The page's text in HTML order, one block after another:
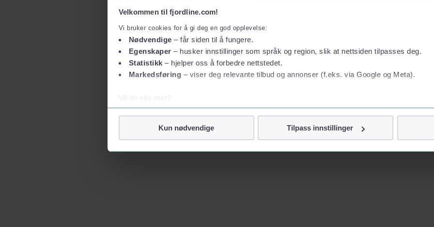
Velkommen til fjordline.com!
Vi bruker cookies for å gi deg en god opplevelse:
Nødvendige – får siden til å fungere.
Egenskaper – husker innstillinger som språk og region, slik at nettsiden tilpasses deg.
Statistikk – hjelper oss å forbedre nettstedet.
Markedsføring – viser deg relevante tilbud og annonser (f.eks. via Google og Meta).
Vil du vite mer?
Om informasjonskapsler
Kun nødvendige Tilpass innstillinger